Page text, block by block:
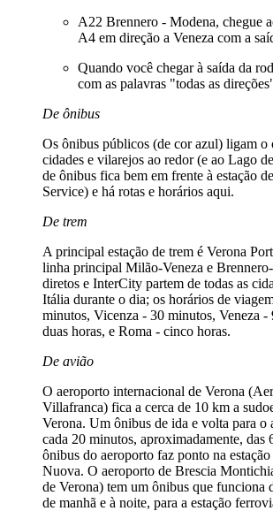
A22 Brennero - Modena, chegue
A4 em direção a Veneza com a
Quando você chegar à saída da
com as palavras "todas as
De ônibus
Os ônibus públicos (de cor azul) ligam o
cidades e vilarejos ao redor (e ao Lago
de ônibus fica bem em frente à estação
Service) e há rotas e horários aqui.
De trem
A principal estação de trem é Verona
linha principal Milão-Veneza e
diretos e InterCity partem de todas as
Itália durante o dia; os horários de
minutos, Vicenza - 30 minutos, Veneza
duas horas, e Roma - cinco horas.
De avião
O aeroporto internacional de Verona
Villafranca) fica a cerca de 10 km a
Verona. Um ônibus de ida e volta para o
cada 20 minutos, aproximadamente, das
ônibus do aeroporto faz ponto na
Nuova. O aeroporto de Brescia
de Verona) tem um ônibus que funciona
de manhã e à noite, para a estação